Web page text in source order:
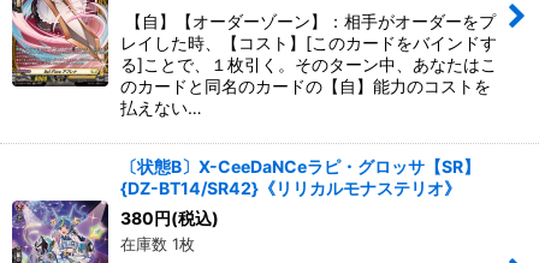
【自】【オーダーゾーン】：相手がオーダーをプ
レイした時、【コスト】[このカードをバインドす
る]ことで、１枚引く。そのターン中、あなたはこ
のカードと同名のカードの【自】能力のコストを
払えない…
〔状態B〕X-CeeDaNCeラピ・グロッサ【SR】
{DZ-BT14/SR42}《リリカルモナステリオ》
380円(税込)
在庫数 1枚